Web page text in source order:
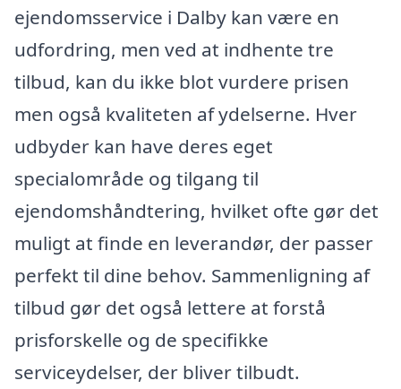
ejendomsservice i Dalby kan være en
udfordring, men ved at indhente tre
tilbud, kan du ikke blot vurdere prisen
men også kvaliteten af ydelserne. Hver
udbyder kan have deres eget
specialområde og tilgang til
ejendomshåndtering, hvilket ofte gør det
muligt at finde en leverandør, der passer
perfekt til dine behov. Sammenligning af
tilbud gør det også lettere at forstå
prisforskelle og de specifikke
serviceydelser, der bliver tilbudt.